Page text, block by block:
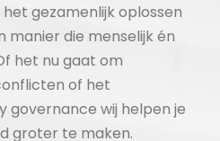
gezamenlijk oplossen
manier die menselijk én
het nu gaat om
of het
governance wij helpen je
groter te maken.